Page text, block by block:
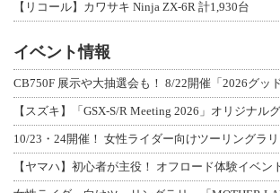
【リコール】カワサキ Ninja ZX-6R 計1,930台
イベント情報
CB750F 展示や大抽選会も！ 8/22開催「2026グッ
【スズキ】「GSX-S/R Meeting 2026」オリジナル
10/23・24開催！ 女性ライダー向けツーリングラ
【ヤマハ】初心者が主役！ オフロード体験イベン